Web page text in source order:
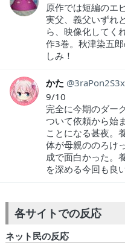
原作では短編のエ
実父、義父いずれ
ら、映像化してく
作3巻。秋津染五
しみ！
かた
9/10
完全に今期のダー
ついて依頼から始
ことになる甚夜。
体が母親ののろけ
成で面白かった。
を深める今回も良
各サイトでの反応
ネット民の反応